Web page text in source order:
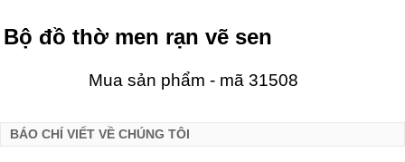
Bộ đồ thờ men rạn vẽ sen
Mua sản phẩm - mã 31508
BÁO CHÍ VIẾT VỀ CHÚNG TÔI